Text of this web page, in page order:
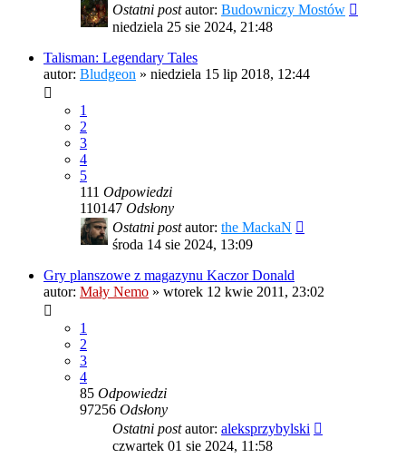
Ostatni postautor: Budowniczy Mostów
niedziela 25 sie 2024, 21:48
Talisman: Legendary Tales
autor: Bludgeon » niedziela 15 lip 2018, 12:44
1
2
3
4
5
111 Odpowiedzi
110147 Odsłony
Ostatni postautor: the MackaN
środa 14 sie 2024, 13:09
Gry planszowe z magazynu Kaczor Donald
autor: Mały Nemo » wtorek 12 kwie 2011, 23:02
1
2
3
4
85 Odpowiedzi
97256 Odsłony
Ostatni postautor: aleksprzybylski
czwartek 01 sie 2024, 11:58